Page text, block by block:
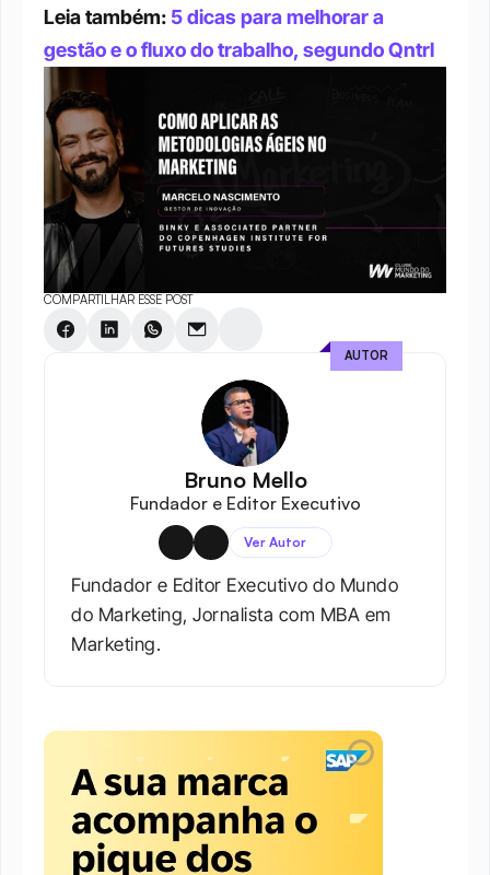
Leia também: 5 dicas para melhorar a
gestão e o fluxo do trabalho, segundo Qntrl
COMPARTILHAR ESSE POST
Bruno Mello
Fundador e Editor Executivo
Ver Autor
Fundador e Editor Executivo do Mundo
do Marketing, Jornalista com MBA em
Marketing.
AUTOR